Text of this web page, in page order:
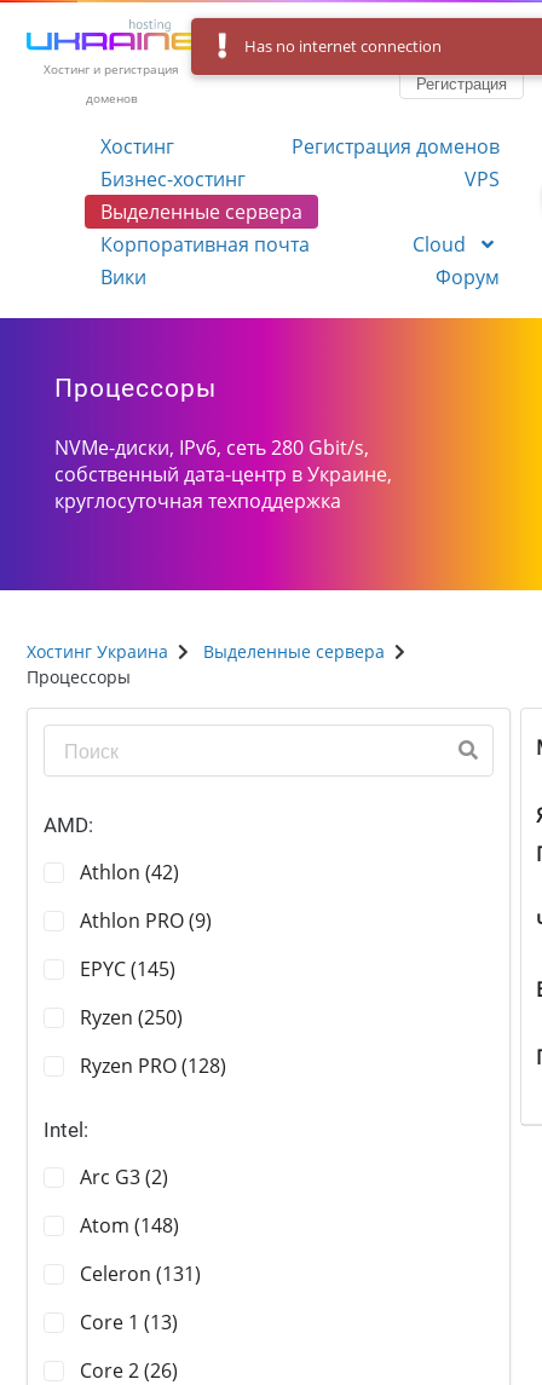
Хостинг и регистрация
доменов
Регистрация
Хостинг
Регистрация доменов
Бизнес-хостинг
VPS
Выделенные сервера
Корпоративная почта
Cloud
Вики
Форум
Процессоры
NVMe-диски, IPv6, сеть 280 Gbit/s,
собственный дата-центр в Украине,
круглосуточная техподдержка
Хостинг Украина
Выделенные сервера
Процессоры
AMD:
Athlon (42)
Athlon PRO (9)
EPYC (145)
Ryzen (250)
Ryzen PRO (128)
Intel:
Arc G3 (2)
Atom (148)
Celeron (131)
Core 1 (13)
Core 2 (26)
Has no internet connection